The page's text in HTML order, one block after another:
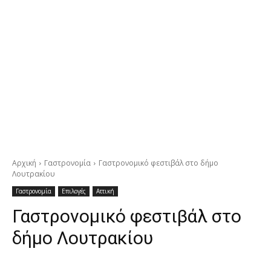
Αρχική Γαστρονομία
Γαστρονομικό φεστιβάλ στο δήμο
Λουτρακίου
Γαστρονομία Επιλογές Αττική
Γαστρονομικό φεστιβάλ στο
δήμο Λουτρακίου